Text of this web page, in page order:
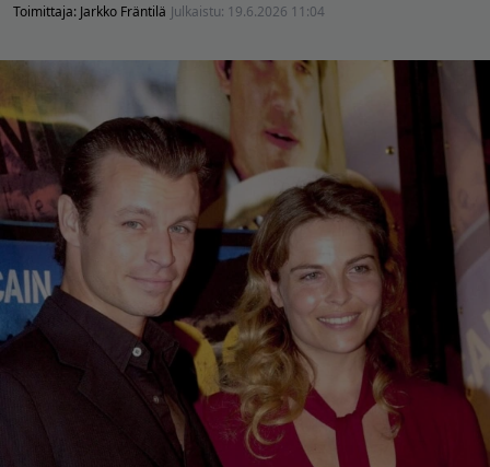
Toimittaja: Jarkko Fräntilä Julkaistu: 19.6.2026 11:04